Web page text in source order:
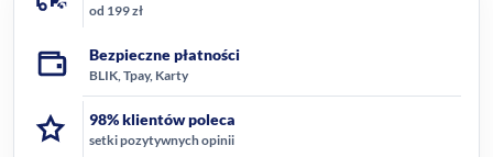
od 199 zł
Bezpieczne płatności
BLIK, Tpay, Karty
98% klientów poleca
setki pozytywnych opinii